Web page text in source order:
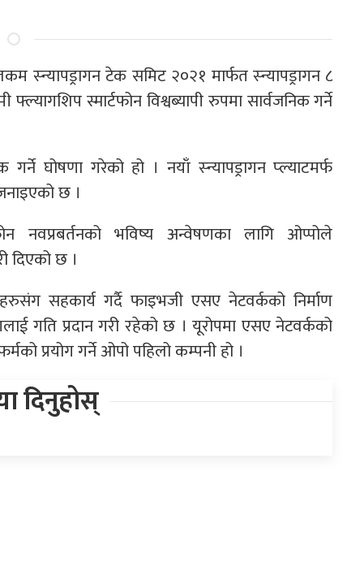
स्न्यापड्रागन टेक समिट २०२१ मार्फत स्न्यापड्रागन ८
स्मार्टफोन विश्वब्यापी रुपमा सार्वजनिक गर्ने
घोषणा गरेको हो । नयाँ स्न्यापड्रागन प्ल्याटमर्फ
छ ।
नवप्रबर्तनको भविष्य अन्वेषणका लागि ओप्पोले
दिएको छ ।
सहकार्य गर्दै फाइभजी एसए नेटवर्कको निर्माण
गति प्रदान गरी रहेको छ । यूरोपमा एसए नेटवर्कको
प्रयोग गर्ने ओपो पहिलो कम्पनी हो ।
दिनुहोस्